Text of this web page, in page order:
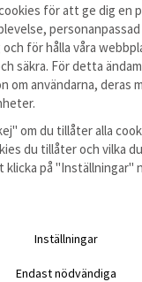
Till Kassan
för att ge dig en
personanpassad
för hålla våra
säkra. För detta
om användarna, deras
om du tillåter alla
du tillåter och vilka
klicka på "Inställningar"
Inställningar
Endast nödvändiga